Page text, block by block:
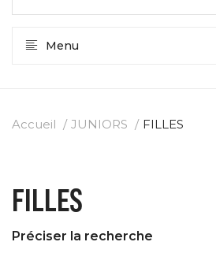
Menu
Accueil JUNIORS FILLES
FILLES
Préciser la recherche